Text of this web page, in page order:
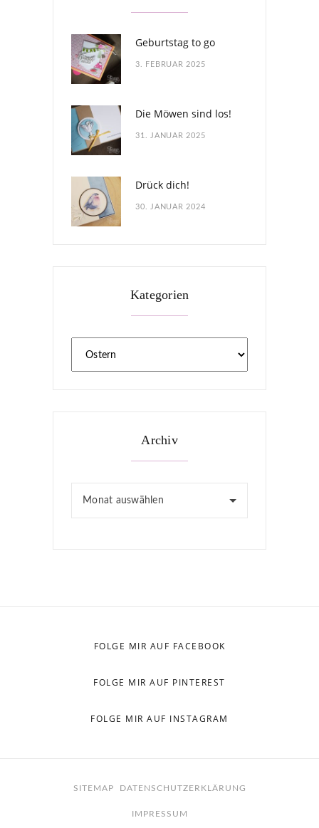
Geburtstag to go
3. FEBRUAR 2025
Die Möwen sind los!
31. JANUAR 2025
Drück dich!
30. JANUAR 2024
Kategorien
Archiv
Monat auswählen
FOLGE MIR AUF FACEBOOK
FOLGE MIR AUF PINTEREST
FOLGE MIR AUF INSTAGRAM
SITEMAP DATENSCHUTZERKLÄRUNG
IMPRESSUM